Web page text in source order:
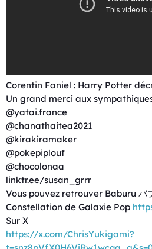
Corentin Faniel : Harry Potter
Un grand merci aux
@yatai.france
@chanathaitea2021
@kirakiramaker
@pokepiplouf
@chocolonaa
linktr.ee/susan_grrr
Vous pouvez retrouver Baburu バ
Constellation de Galaxie Pop
Sur X
https://x.com/ChrisYukigami?